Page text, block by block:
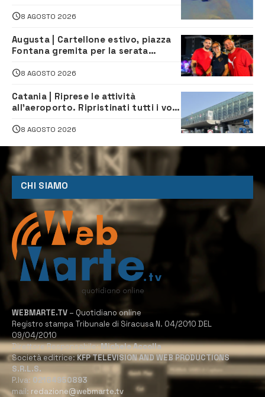
8 AGOSTO 2026
Augusta | Cartellone estivo, piazza
Fontana gremita per la serata
8 AGOSTO 2026
Catania | Riprese le attività
all’aeroporto. Ripristinati tutti i voli
8 AGOSTO 2026
CHI SIAMO
WEBMARTE.TV – Quotidiano online
Registro stampa Tribunale di Siracusa N. 04/2010 DEL
09/04/2010
Direttore Responsabile:Michele Accolla
Società editrice:KFP TELEVISION AND WEB PRODUCTIONS
S.R.L.S.
P.Iva: 02184950893
mail: redazione@webmarte.tv